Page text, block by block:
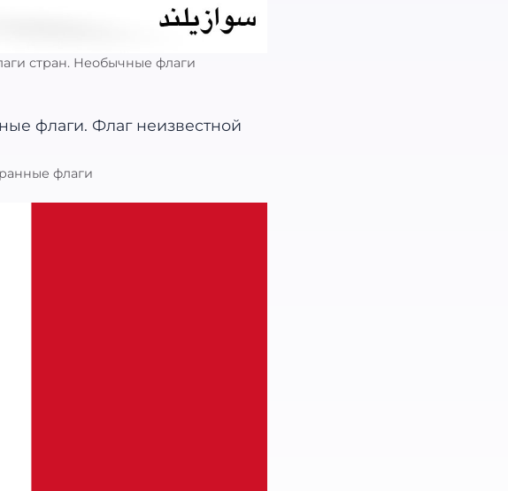
стран. Необычные флаги
флаги